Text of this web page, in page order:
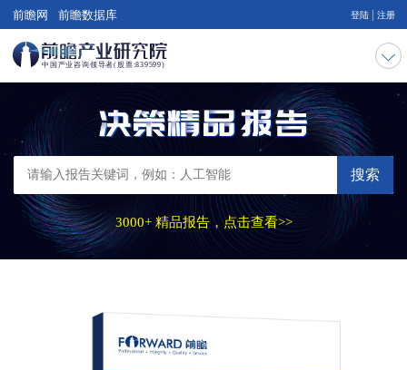
前瞻网 前瞻数据库 登陆 注册
搜索
3000+ 精品报告，点击查看>>